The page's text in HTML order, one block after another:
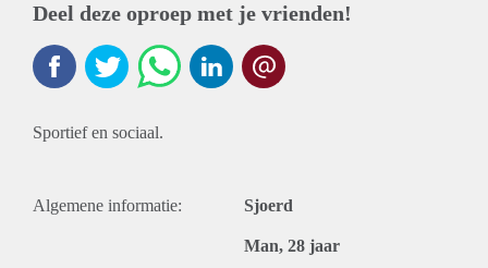
Deel deze oproep met je vrienden!
Sportief en sociaal.
Algemene informatie: Sjoerd
Man, 28 jaar